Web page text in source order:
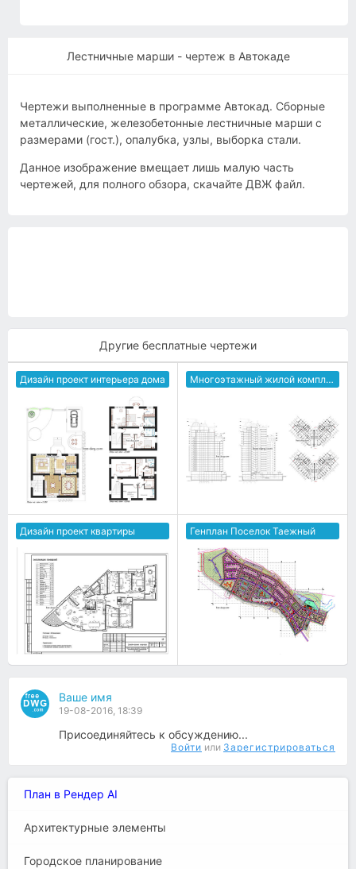
Лестничные марши - чертеж в Автокаде
Чертежи выполненные в программе Автокад. Сборные
металлические, железобетонные лестничные марши с
размерами (гост.), опалубка, узлы, выборка стали.
Данное изображение вмещает лишь малую часть
чертежей, для полного обзора, скачайте ДВЖ файл.
Другие бесплатные чертежи
Дизайн проект интерьера дома Многоэтажный жилой комплекс
Дизайн проект квартиры Генплан Поселок Таежный
Ваше имя
19-08-2016, 18:39
Присоединяйтесь к обсуждению...
Войти или Зарегистрироваться
План в Рендер AI
Архитектурные элементы
Городское планирование